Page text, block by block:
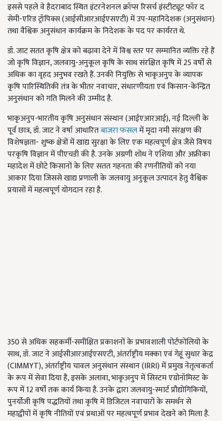
इससे पहले वे हैदराबाद स्थित इंटरनेशनल क्रॉप्स रिसर्च इंस्टीट्यूट फॉर द
सेमी-एरिड ट्रॉपिक्स (आईसीआरआईएसएटी) में उप-महानिदेशक (अनुसंधान)
तथा वैश्विक अनुसंधान कार्यक्रम के निदेशक के पद पर कार्यरत थे.
डॉ. जाट सतत कृषि क्षेत्र को बढ़ावा देने में विश्व स्तर पर सम्मानित व्यक्ति रहे हैं
जो कृषि विज्ञान, जलवायु-अनुकूल कृषि के साथ संरक्षित कृषि में 25 वर्षों से
अधिक का वृहद अनुभव रखते हैं. उनकी नियुक्ति से भाकृअनुप के व्यापक
कृषि पारिस्थितिकी तंत्र के भीतर नवाचार, संधारणीयता एवं किसान-केन्द्रित
अनुसंधान को गति मिलने की उम्मीद है.
भाकृअनुप-भारतीय कृषि अनुसंधान संस्थान (आईएआरआई), नई दिल्ली के
पूर्व छात्र, डॉ. जाट ने वर्षा आधारितबाजरा फसलमें मृदा नमी संरक्षण की
विशेषज्ञता- शुष्क क्षेत्रों में खाद्य सुरक्षा के लिए एक महत्वपूर्ण क्षेत्र जैसे विषय
परकृषि विज्ञान में पीएचडी की है. उनके अग्रणी शोध ने एशिया और अफ्रीका
महादेश में छोटे किसानों के लिए सतत गहनता की रणनीतियों को नया
आकार दिया जिससे खाद्य प्रणाली के जलवायु अनुकूल उत्पादन हेतु वैश्विक
प्रयासों में महत्वपूर्ण योगदान रहा है.
350 से अधिक सहकर्मी-समीक्षित प्रकाशनों के प्रभावशाली पोर्टफोलियो के
साथ, डॉ. जाट ने आईसीआरआईएसएटी, अंतर्राष्ट्रीय मक्का एवं गेहूं सुधार केद्र
(CIMMYT), अंतर्राष्ट्रीय चावल अनुसंधान संस्थान (IRRI) में प्रमुख नेतृत्वकर्ता
के रूप में सेवा दिया है, इसके अलावा, भाकृअनुप में सिस्टम एग्रोनॉमिस्ट के
रूप में 12 वर्षों तक कार्य किया है. उनके द्वारा जलवायु-स्मार्ट प्रौद्योगिकियों,
पुनर्योजी कृषि पद्धतियों तथा कृषि में डिजिटल नवाचारों के समर्थन से
महाद्वीपों में कृषि नीतियों एवं प्रथाओं पर महत्वपूर्ण प्रभाव देखने को मिला है.